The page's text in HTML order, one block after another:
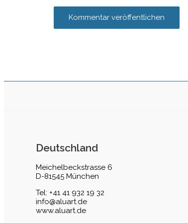
Deutschland
Meichelbeckstrasse 6
D-81545 München
Tel: +41 41 932 19 32
info@aluart.de
www.aluart.de